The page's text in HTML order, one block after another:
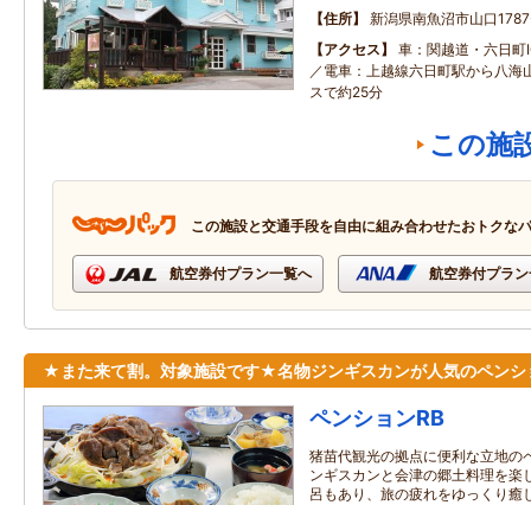
住所
新潟県南魚沼市山口
アクセス
車：関越道・六日
／電車：上越線六日町駅から八海
スで約25分
この施
この施設と交通手段を自由に組み合わせたおトクな
航空券付プラン一覧へ 航空券付プラ
★また来て割。対象施設です★名物ジンギスカンが人気のペンシ
ペンションRB
猪苗代観光の拠点に便利な立地の
ンギスカンと会津の郷土料理を楽
呂もあり、旅の疲れをゆっくり癒